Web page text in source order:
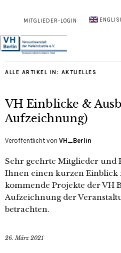
MITGLIEDER-LOGIN
ALLE ARTIKEL IN: AKTUELLES
VH Einblicke &
Aufzeichnung)
Veröffentlicht von VH_Berlin
Sehr geehrte Mitglieder und
Ihnen einen kurzen Einblick
kommende Projekte der VH
Aufzeichnung der
betrachten.
26. März 2021